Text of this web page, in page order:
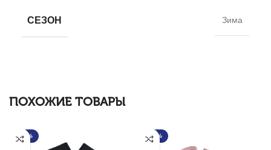
СЕЗОН Зима
ПОХОЖИЕ ТОВАРЫ
-30% -40%